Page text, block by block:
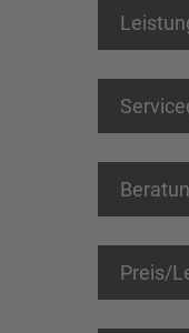
Preis/